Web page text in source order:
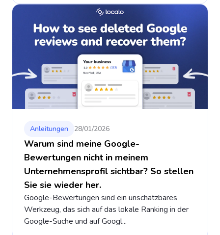
Anleitungen 28/01/2026
Warum sind meine Google-
Bewertungen nicht in meinem
Unternehmensprofil sichtbar? So stellen
Sie sie wieder her.
Google-Bewertungen sind ein unschätzbares
Werkzeug, das sich auf das lokale Ranking in der
Google-Suche und auf Googl...